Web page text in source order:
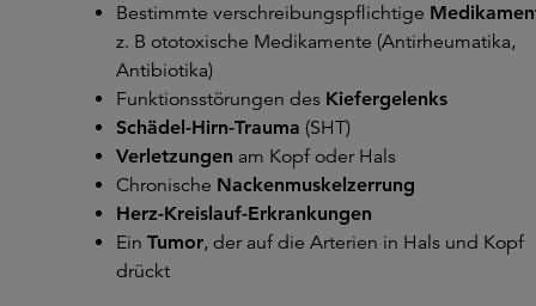
Bestimmte verschreibungspflichtige
z. B ototoxische Medikamente (Antirheumatika,
Antibiotika)
Funktionsstörungen des Kiefergelenks
Schädel-Hirn-Trauma (SHT)
Verletzungen am Kopf oder Hals
Chronische Nackenmuskelzerrung
Herz-Kreislauf-Erkrankungen
Ein Tumor, der auf die Arterien in Hals und Kopf
drückt